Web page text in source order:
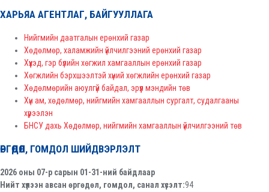
ХАРЬЯА АГЕНТЛАГ, БАЙГУУЛЛАГА
Нийгмийн даатгалын ерөнхий газар
Хөдөлмөр, халамжийн үйлчилгээний ерөнхий газар
Хүүхэд, гэр бүлийн хөгжил хамгааллын ерөнхий газар
Хөгжлийн бэрхшээлтэй хүний хөгжлийн ерөнхий газар
Хөдөлмөрийн аюулгүй байдал, эрүүл мэндийн төв
Хүн ам, хөдөлмөр, нийгмийн хамгааллын сургалт, судалгааны
хүрээлэн
БНСУ дахь Хөдөлмөр, нийгмийн хамгааллын үйлчилгээний төв
ӨРГӨДӨЛ, ГОМДОЛ ШИЙДВЭРЛЭЛТ
2026 оны 07-р сарын 01-31-ний байдлаар
Нийт хүлээн авсан өргөдөл, гомдол, санал хүсэлт:94